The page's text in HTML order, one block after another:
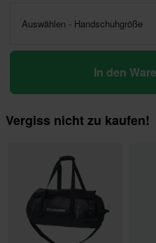
Auswählen - Handschuhgröße
In den
Vergiss nicht zu kaufen!